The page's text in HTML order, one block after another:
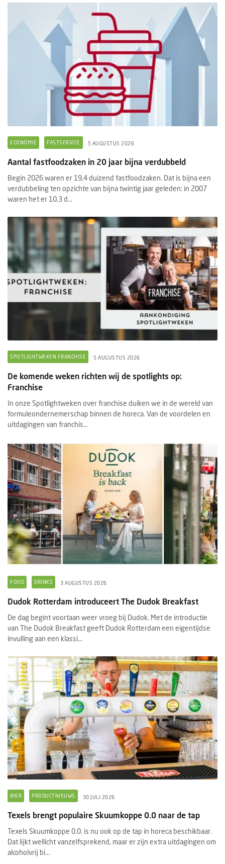
ECONOMIE FASTSERVICE 5 AUGUSTUS 2026
Aantal fastfoodzaken in 20 jaar bijna verdubbeld
Begin 2026 waren er 19,4 duizend fastfoodzaken. Dat is bijna een
verdubbeling ten opzichte van bijna twintig jaar geleden: in 2007
waren het er 10,3 d...
SPOTLIGHTWEKEN FRANCHISE 5 AUGUSTUS 2026
De komende weken richten wij de spotlights op:
Franchise
In onze Spotlightweken over franchise duiken we in de wereld van
formuleondernemerschap binnen de horeca. Van de voordelen en
uitdagingen van franchis...
FOOD DRINKS 3 AUGUSTUS 2026
Dudok Rotterdam introduceert The Dudok Breakfast
De dag begint voortaan weer vroeg bij Dudok. Met de introductie
van The Dudok Breakfast geeft Dudok Rotterdam een eigentijdse
invulling aan een klassi...
BIER PRODUCTNIEUWS 30 JULI 2026
Texels brengt populaire Skuumkoppe 0.0 naar de tap
Texels Skuumkoppe 0.0. is nu ook op de tap in horeca beschikbaar.
Dat lijkt wellicht vanzelfsprekend, maar er zijn extra uitdagingen om
alcoholvrij bi...